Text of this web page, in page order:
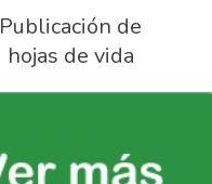
Publicación de
hojas de vida